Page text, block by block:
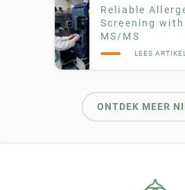
Reliable
Screening with
MS/MS
LEES
ONTDEK MEER